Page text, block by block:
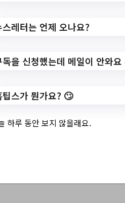
작성일: 2023-06-
밸 휴가
스레터는 언제 오나요?
독을 신청했는데 메일이 안와
팁스가 뭔가요? 🙄
하루 동안 보지 않을래요.